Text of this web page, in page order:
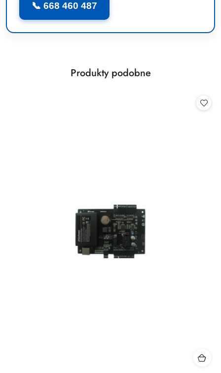
📞 668 460 487
Pomiń karuzelę produktów
Produkty
Produkty podobne